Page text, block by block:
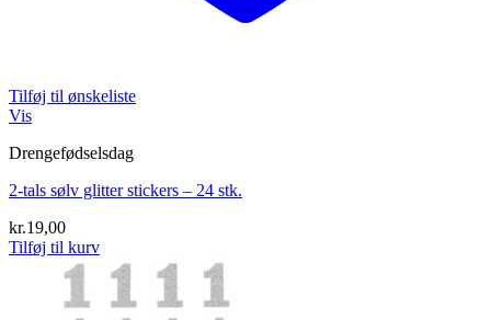
Tilføj til ønskeliste
Vis
Drengefødselsdag
2-tals sølv glitter stickers – 24 stk.
kr.19,00
Tilføj til kurv